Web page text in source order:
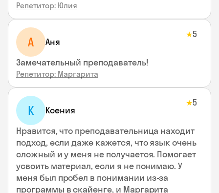
Репетитор: Юлия
А Аня
★5
Замечательный преподаватель!
Репетитор: Маргарита
К Ксения
★5
Нравится, что преподавательница находит
подход, если даже кажется, что язык очень
сложный и у меня не получается. Помогает
усвоить материал, если я не понимаю. У
меня был пробел в понимании из-за
программы в скайенге, и Маргарита